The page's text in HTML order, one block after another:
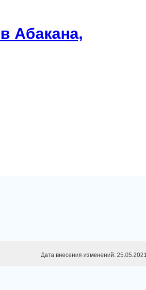
Абакана,
Дата внесения изменений: 25.05.2021